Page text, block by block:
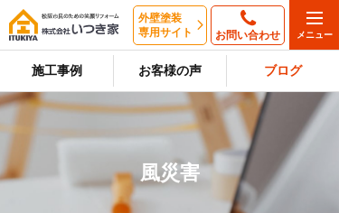
外壁塗装
専用サイト
お問い合わせ
施工事例 お客様の声 ブログ
風災害